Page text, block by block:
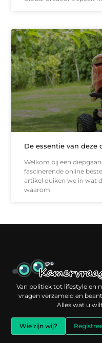
De essentie van
Welkom bij een
fascinerende online
artikel duiken we in wat
waarom
Van politiek tot lifestyle en
vragen verzameld en
Alles wat u
Wie zijn wij?